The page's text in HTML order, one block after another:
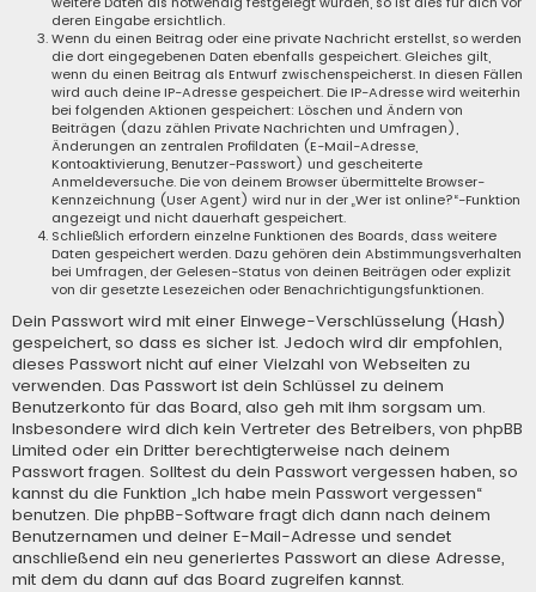
deren Eingabe ersichtlich.
Wenn du einen Beitrag oder eine private Nachricht erstellst, so werden
die dort eingegebenen Daten ebenfalls gespeichert. Gleiches gilt,
wenn du einen Beitrag als Entwurf zwischenspeicherst. In diesen Fällen
wird auch deine IP-Adresse gespeichert. Die IP-Adresse wird weiterhin
bei folgenden Aktionen gespeichert: Löschen und Ändern von
Beiträgen (dazu zählen Private Nachrichten und Umfragen),
Änderungen an zentralen Profildaten (E-Mail-Adresse,
Kontoaktivierung, Benutzer-Passwort) und gescheiterte
Anmeldeversuche. Die von deinem Browser übermittelte Browser-
Kennzeichnung (User Agent) wird nur in der „Wer ist online?“-Funktion
angezeigt und nicht dauerhaft gespeichert.
Schließlich erfordern einzelne Funktionen des Boards, dass weitere
Daten gespeichert werden. Dazu gehören dein Abstimmungsverhalten
bei Umfragen, der Gelesen-Status von deinen Beiträgen oder explizit
von dir gesetzte Lesezeichen oder Benachrichtigungsfunktionen.
Dein Passwort wird mit einer Einwege-Verschlüsselung (Hash)
gespeichert, so dass es sicher ist. Jedoch wird dir empfohlen,
dieses Passwort nicht auf einer Vielzahl von Webseiten zu
verwenden. Das Passwort ist dein Schlüssel zu deinem
Benutzerkonto für das Board, also geh mit ihm sorgsam um.
Insbesondere wird dich kein Vertreter des Betreibers, von phpBB
Limited oder ein Dritter berechtigterweise nach deinem
Passwort fragen. Solltest du dein Passwort vergessen haben, so
kannst du die Funktion „Ich habe mein Passwort vergessen“
benutzen. Die phpBB-Software fragt dich dann nach deinem
Benutzernamen und deiner E-Mail-Adresse und sendet
anschließend ein neu generiertes Passwort an diese Adresse,
mit dem du dann auf das Board zugreifen kannst.